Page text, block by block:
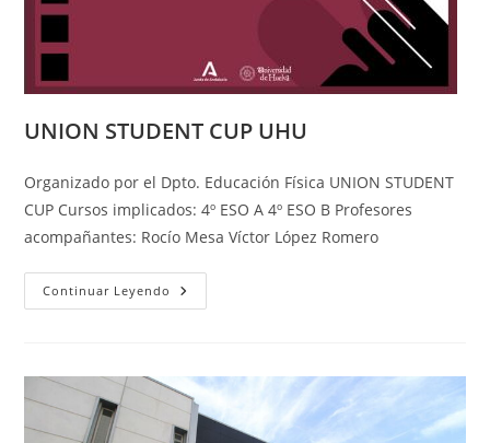
UNION STUDENT CUP UHU
Organizado por el Dpto. Educación Física UNION STUDENT
CUP Cursos implicados: 4º ESO A 4º ESO B Profesores
acompañantes: Rocío Mesa Víctor López Romero
Continuar Leyendo UNION
STUDENT